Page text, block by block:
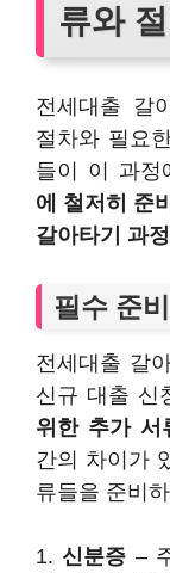
류와
전세대출 갈
절차와 필요
들이 이 과정
에 철저히 준
갈아타기 과
필수 준
전세대출 갈
신규 대출 신
위한 추가 서
간의 차이가
류들을 준비
1. 신분증 –